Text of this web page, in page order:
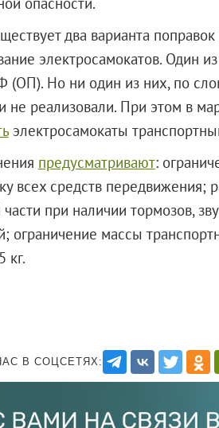
два варианта
электросамокатов. Один
(ОП). Но ни один из них, по
не реализовали. При этом в
электросамокаты
предусматривают:
всех средств передвижения;
при наличии тормозов,
ограничение массы
кг.
В СОЦСЕТЯХ: